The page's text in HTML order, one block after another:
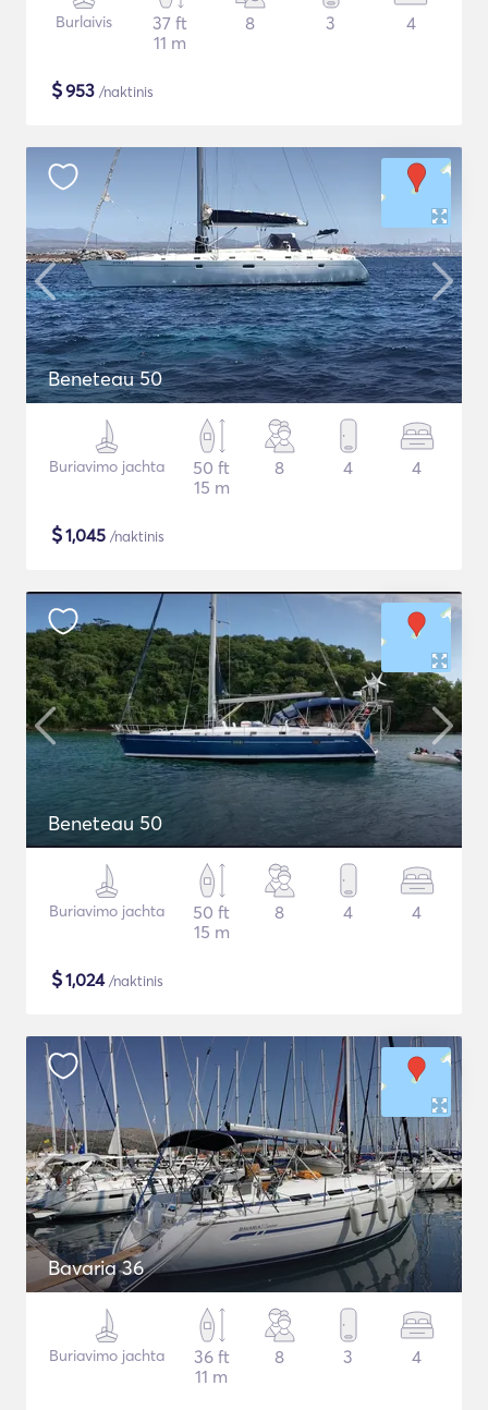
Burlaivis
37 ft
11 m
8 3 4
$953 /naktinis
Beneteau 50
Buriavimo jachta
50 ft
15 m
8 4 4
$1,045 /naktinis
Beneteau 50
Buriavimo jachta
50 ft
15 m
8 4 4
$1,024/naktinis
Bavaria 36
Buriavimo jachta
36 ft
11 m
8 3 4